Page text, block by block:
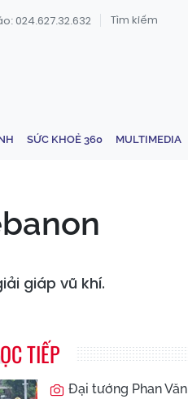
024.627.32.632
SỨC KHOẺ 360 MULTIMEDIA
giáp vũ khí.
TIẾP
Đại tướng Phan Văn